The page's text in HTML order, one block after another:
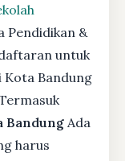
Pendidikan &
untuk
Kota Bandung
Bandung Ada
harus